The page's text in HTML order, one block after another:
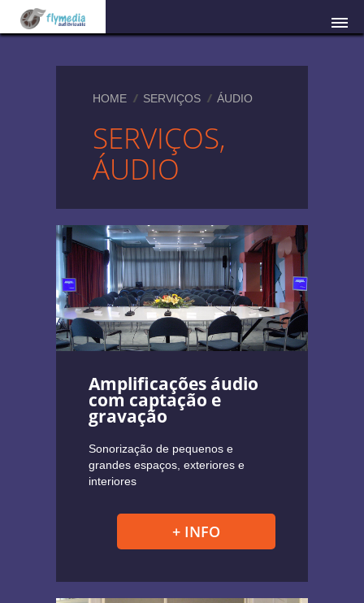
SERVIÇOS,
ÁUDIO
HOME SERVIÇOS ÁUDIO
Amplificações áudio
com captação e
gravação
Sonorização de pequenos e
grandes espaços, exteriores e
interiores
+ INFO